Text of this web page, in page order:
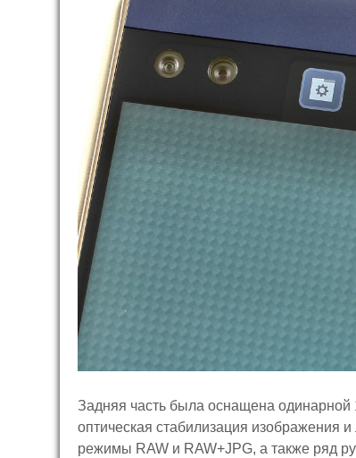
Задняя часть была оснащена одинарной
оптическая стабилизация изображения
режимы RAW и RAW+JPG, а также ряд